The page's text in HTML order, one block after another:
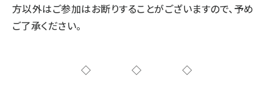
方以外はご参加はお断りすることがございますので、予め
ご了承ください。
◇◇◇